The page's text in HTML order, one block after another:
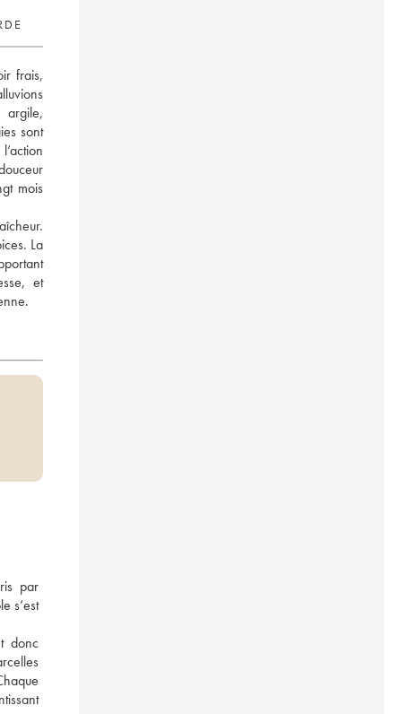
frais,
argile,
sont
mois
La
et
par
s’est
donc